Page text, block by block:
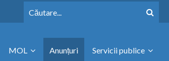
MOL Anunțuri Servicii publice